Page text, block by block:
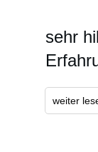
sehr
weiter